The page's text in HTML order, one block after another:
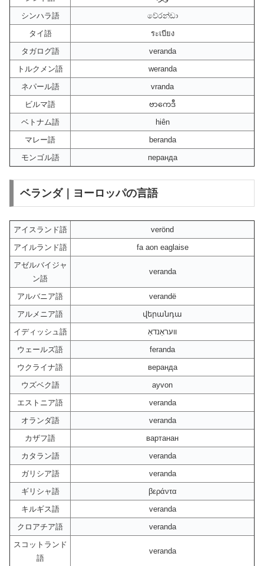
シンハラ語
වේරන්ඩා
タイ語
ระเบียง
タガログ語
veranda
トルクメン語
weranda
ネパール語
vranda
ビルマ語
ဗာကေဒီ
ベトナム語
hiên
マレー語
beranda
モンゴル語
перанда
ベランダ｜ヨーロッパの言語
アイスランド語
verönd
アイルランド語
fa aon eaglaise
アゼルバイジャ
ン語
veranda
アルバニア語
verandë
アルメニア語
վերանդա
イディッシュ語
וועראַנדאַ
ウェールズ語
feranda
ウクライナ語
веранда
ウズベク語
ayvon
エストニア語
veranda
オランダ語
veranda
カザフ語
вартанан
カタラン語
veranda
ガリシア語
veranda
ギリシャ語
βεράντα
キルギス語
veranda
クロアチア語
veranda
スコットランド
語
veranda